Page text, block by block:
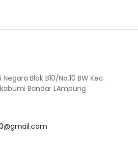
Blok B10/No.10 BW Kec.
Bandar LAmpung